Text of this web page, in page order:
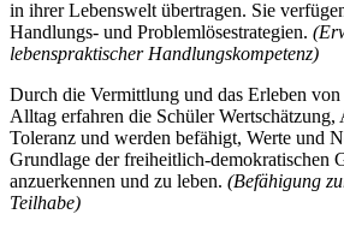
in ihrer Lebenswelt übertragen. Sie
Handlungs- und Problemlösestrategien.
lebenspraktischer Handlungskompetenz)
Durch die Vermittlung und das Erleben
Alltag erfahren die Schüler Wertschätzung,
Toleranz und werden befähigt, Werte und
Grundlage der freiheitlich-demokratischen
anzuerkennen und zu leben. (Befähigung
Teilhabe)